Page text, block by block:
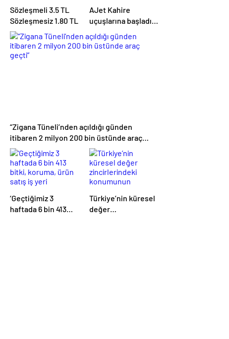
Sözleşmeli 3.5 TL
Sözleşmesiz 1.80 TL
AJet Kahire
uçuşlarına başladı!
‘Mısır’daki
destinasyon
“Zigana Tüneli’nden açıldığı günden
itibaren 2 milyon 200 bin üstünde araç
geçti”
‘Geçtiğimiz 3
haftada 6 bin 413
Türkiye’nin küresel
değer